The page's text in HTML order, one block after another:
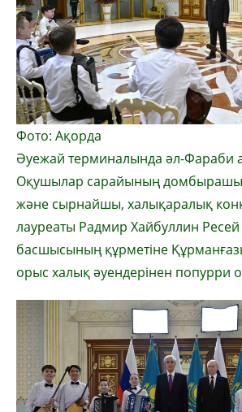
Фото: Ақорда
Әуежай терминалында әл-Фараби
Оқушылар сарайының
және сырнайшы, халықаралық
лауреаты Радмир Хайбуллин Ресей
басшысының құрметіне
орыс халық әуендерінен попурри